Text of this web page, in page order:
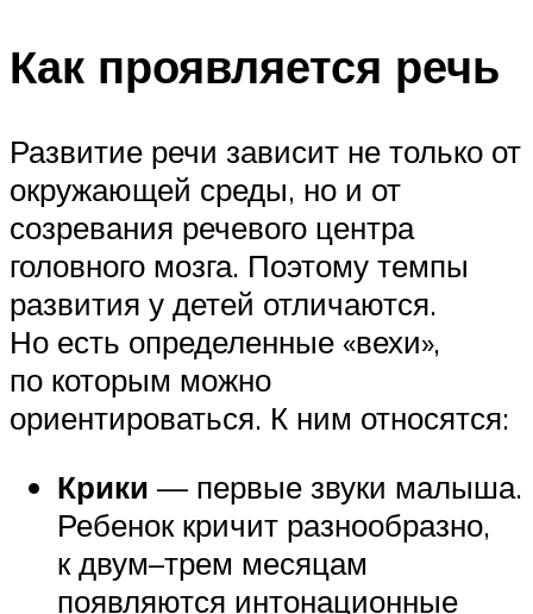
Как проявляется речь
Развитие речи зависит не только от
окружающей среды, но и от
созревания речевого центра
головного мозга. Поэтому темпы
развития у детей отличаются.
Но есть определенные «вехи»,
по которым можно
ориентироваться. К ним относятся:
Крики — первые звуки малыша.
Ребенок кричит разнообразно,
к двум–трем месяцам
появляются интонационные